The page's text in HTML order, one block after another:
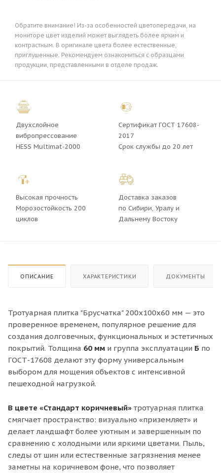
Обратите внимание! Из-за особенностей цветопередачи, на
мониторе цвет изделий может выглядеть более ярким и
контрастным. В оригинале цвета более естественные,
приглушенные. Рекомендуем ознакомиться с образцами
продукции, представленными в отделе продаж.
Двухслойное
вибропрессование
HESS Multimat-2000
Сертификат ГОСТ 17608-
2017
Срок службы до 20 лет
Высокая прочность
Морозостойкость 200
циклов
Доставка заказов
по Сибири, Уралу и
Дальнему Востоку
ОПИСАНИЕ ХАРАКТЕРИСТИКИ ДОКУМЕНТЫ
Тротуарная плитка "Брусчатка" 200х100х60 мм — это
проверенное временем, популярное решение для
создания долговечных, функциональных и эстетичных
покрытий. Толщина 60 мм и группа эксплуатации Б по
ГОСТ-17608 делают эту форму универсальным
выбором для мощения объектов с интенсивной
пешеходной нагрузкой.
В цвете «Стандарт коричневый» тротуарная плитка
смягчает пространство: визуально «приземляет» и
делает ландшафт более уютным и завершенным по
сравнению с холодными или яркими цветами. Пыль,
следы от шин или естественные загрязнения менее
заметны на коричневом фоне, что позволяет